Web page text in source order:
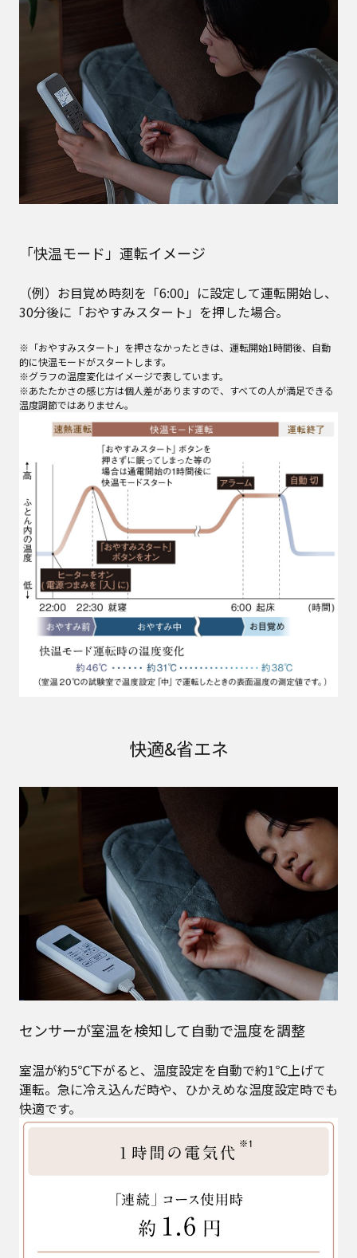
「快温モード」運転イメージ
（例）お目覚め時刻を「6:00」に設定して運転開始し、
30分後に「おやすみスタート」を押した場合。
※「おやすみスタート」を押さなかったときは、運転開始1時間後、自動
的に快温モードがスタートします。
※グラフの温度変化はイメージで表しています。
※あたたかさの感じ方は個人差がありますので、すべての人が満足できる
温度調節ではありません。
快適&省エネ
センサーが室温を検知して自動で温度を調整
室温が約5℃下がると、温度設定を自動で約1℃上げて
運転。急に冷え込んだ時や、ひかえめな温度設定時でも
快適です。